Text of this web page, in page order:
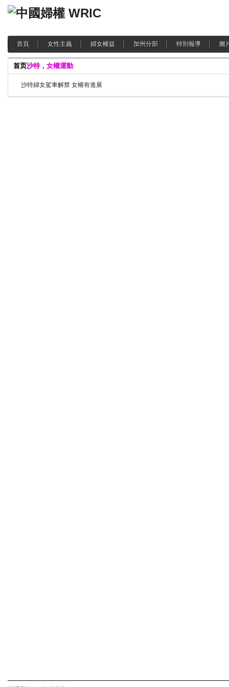
首頁 女性主義 婦女權益 加州分部 特別報導 圖
首页沙特，女權運動
沙特婦女駕車解禁 女權有進展